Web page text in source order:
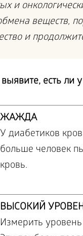
и
веществ,
и
есть ли
ЖАЖДА
У диабетиков
больше человек
кровь.
ВЫСОКИЙ
Измерить